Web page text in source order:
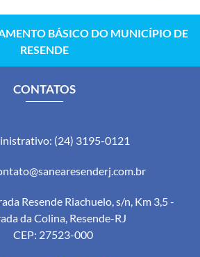
BÁSICO DO MUNICÍPIO DE
RESENDE
CONTATOS
(24) 3195-0121
Resende Riachuelo, s/n, Km 3,5 -
da Colina, Resende-RJ
CEP: 27523-000